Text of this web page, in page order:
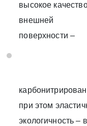
высокое
внешней
поверхности –
при этом
экологичность –